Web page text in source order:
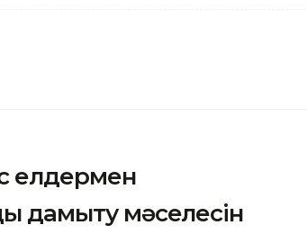
елдермен
дамыту мәселесін